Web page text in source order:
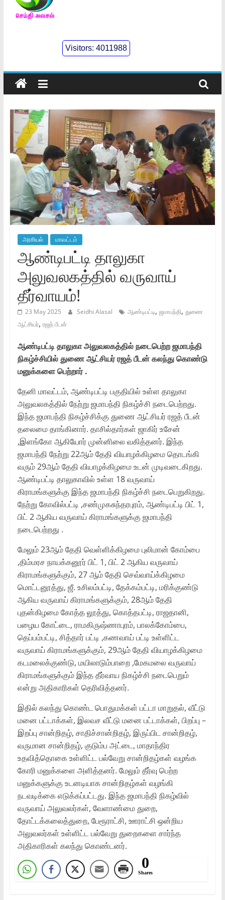
செய்திஅலசல்
Seidhialasal
Tamil
Online
NewsPaper
Visitors:4011988
அரசியல் மாவட்டம்
ஆண்டிபட்டி தாலுகா
அலுவலகத்தில் வருவாய்
தீர்வாயம்!
23 May 2025 Seidhi Alasal ஆண்டிபட்டி, ஜமாபந்தி, துணை
ஆட்சியர், ரஜத் பீடன்
ஆண்டிபட்டி தாலுகா அலுவலகத்தில் நடைபெற்ற ஜமாபந்தி
நிகழ்ச்சியில் துணை ஆட்சியர் ரஜத் பீடன் கலந்து கொண்டு
மனுக்களை பெற்றார் .
தேனி மாவட்டம், ஆண்டிபட்டி பகுதியில் உள்ள தாலுகா
அலுவலகத்தில் நேற்று ஜமாபந்தி நிகழ்ச்சி நடைபெற்றது.
இந்த ஜமாபந்தி நிகழ்ச்சிக்கு துணை ஆட்சியர் ரஜத் பீடன்
தலைமை தாங்கினார். தாசில்தார்கள் ஜாகிர் உசேன்
,இளங்கோ ஆகியோர் முன்னிலை வகித்தனர். இந்த
ஜமாபந்தி நேற்று 22ஆம் தேதி வியாழக்கிழமை தொடங்கி
வரும் 29ஆம் தேதி வியாழக்கிழமை உடன் முடிவடைகிறது.
ஆண்டிபட்டி தாலுகாவில் உள்ள 18 வருவாய்
கிராமங்களுக்கு இந்த ஜமாபந்தி நிகழ்ச்சி நடைபெறுகிறது.
நேற்று கோவில்பட்டி ,சண்முகசுந்தரபுரம், ஆண்டிபட்டி பிட் 1,
பிட் 2 ஆகிய வருவாய் கிராமங்களுக்கு ஜமாபந்தி
நடைபெற்றது .
மேலும் 23ஆம் தேதி வெள்ளிக்கிழமை புலிமான் கோம்பை
,திம்மரச நாயக்கனூர் பிட் 1, பிட் 2 ஆகிய வருவாய்
கிராமங்களுக்கும், 27 ஆம் தேதி செவ்வாய்க்கிழமை
மொட்டனூத்து, ஜீ. உசிலம்பட்டி, தேக்கம்பட்டி, மரிக்குண்டு
ஆகிய வருவாய் கிராமங்களுக்கும், 28ஆம் தேதி
புதன்கிழமை கோத்த லூத்து, கொத்தபட்டி, ராஜதானி,
பழைய கோட்டை, ராமகிருஷ்ணாபுரம், பாலக்கோம்பை,
தெப்பம்பட்டி, சித்தார் பட்டி ,கணவாய் பட்டி உள்ளிட்ட
வருவாய் கிராமங்களுக்கும், 29ஆம் தேதி வியாழக்கிழமை
கடமலைக்குண்டு, மயிலாடும்பாறை ,மேகமலை வருவாய்
கிராமங்களுக்கும் இந்த தீர்வாய நிகழ்ச்சி நடைபெறும்
என்று அதிகாரிகள் தெரிவித்தனர்.
இதில் கலந்து கொண்ட பொதுமக்கள் பட்டா மாறுதல், வீட்டு
மனை பட்டாக்கள், இலவச வீட்டு மனை பட்டாக்கள், பிறப்பு –
இறப்பு சான்றிதழ், சாதிச்சான்றிதழ், இருப்பிட சான்றிதழ்,
வருமான சான்றிதழ், குடும்ப அட்டை, மாதாந்திர
உதவித்தொகை உள்ளிட்ட பல்வேறு சான்றிதழ்கள் வழங்க
கோரி மனுக்களை அளித்தனர். மேலும் தீர்வு பெற்ற
மனுக்களுக்கு உடனடியாக சான்றிதழ்கள் வழங்கி
நடவடிக்கை எடுக்கப்பட்டது. இந்த ஜமாபந்தி நிகழ்வில்
வருவாய் அலுவலர்கள், வேளாண்மை துறை,
தோட்டக்கலைத்துறை, பேரூராட்சி, ஊராட்சி ஒன்றிய
அலுவலர்கள் உள்ளிட்ட பல்வேறு துறைகளை சார்ந்த
அதிகாரிகள் கலந்து கொண்டனர்.
0
Shares